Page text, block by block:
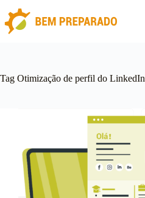
para
conteúdo
Tag Otimização de perfil do LinkedIn